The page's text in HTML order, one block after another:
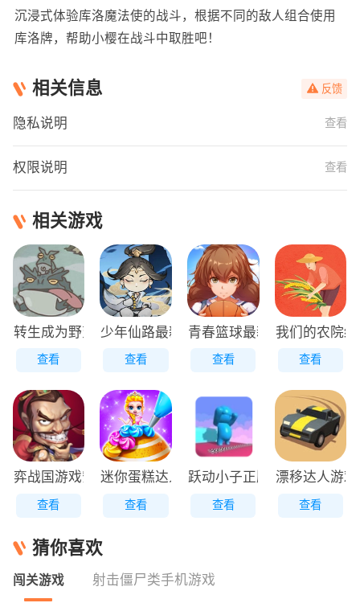
沉浸式体验库洛魔法使的战斗，根据不同的敌人组合使用
库洛牌，帮助小樱在战斗中取胜吧！
相关信息 反馈
隐私说明 查看
权限说明 查看
相关游戏
转生成为野蛮人正版
查看
少年仙路最新版
查看
青春篮球最新版
查看
我们的农院
查看
弈战国游戏安装包
查看
迷你蛋糕达人原版
查看
跃动小子正版
查看
漂移达人游
查看
猜你喜欢
闯关游戏 射击僵尸类手机游戏